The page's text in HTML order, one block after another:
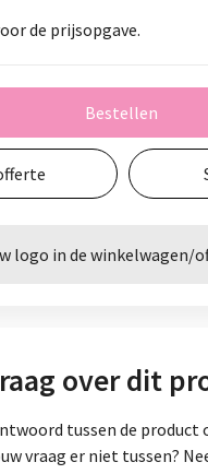
de prijsopgave.
Bestellen
logo in de winkelwagen/
over dit
tussen de product
vraag er niet tussen?